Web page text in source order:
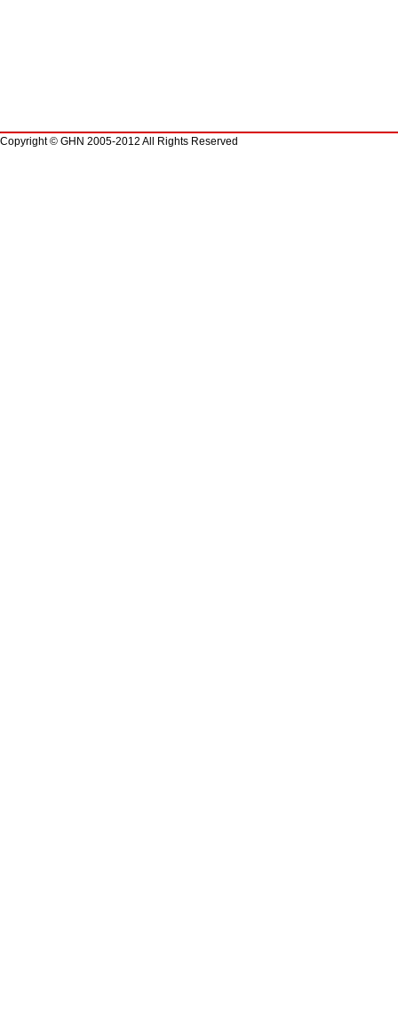
Copyright © GHN 2005-2012 All Rights Reserved